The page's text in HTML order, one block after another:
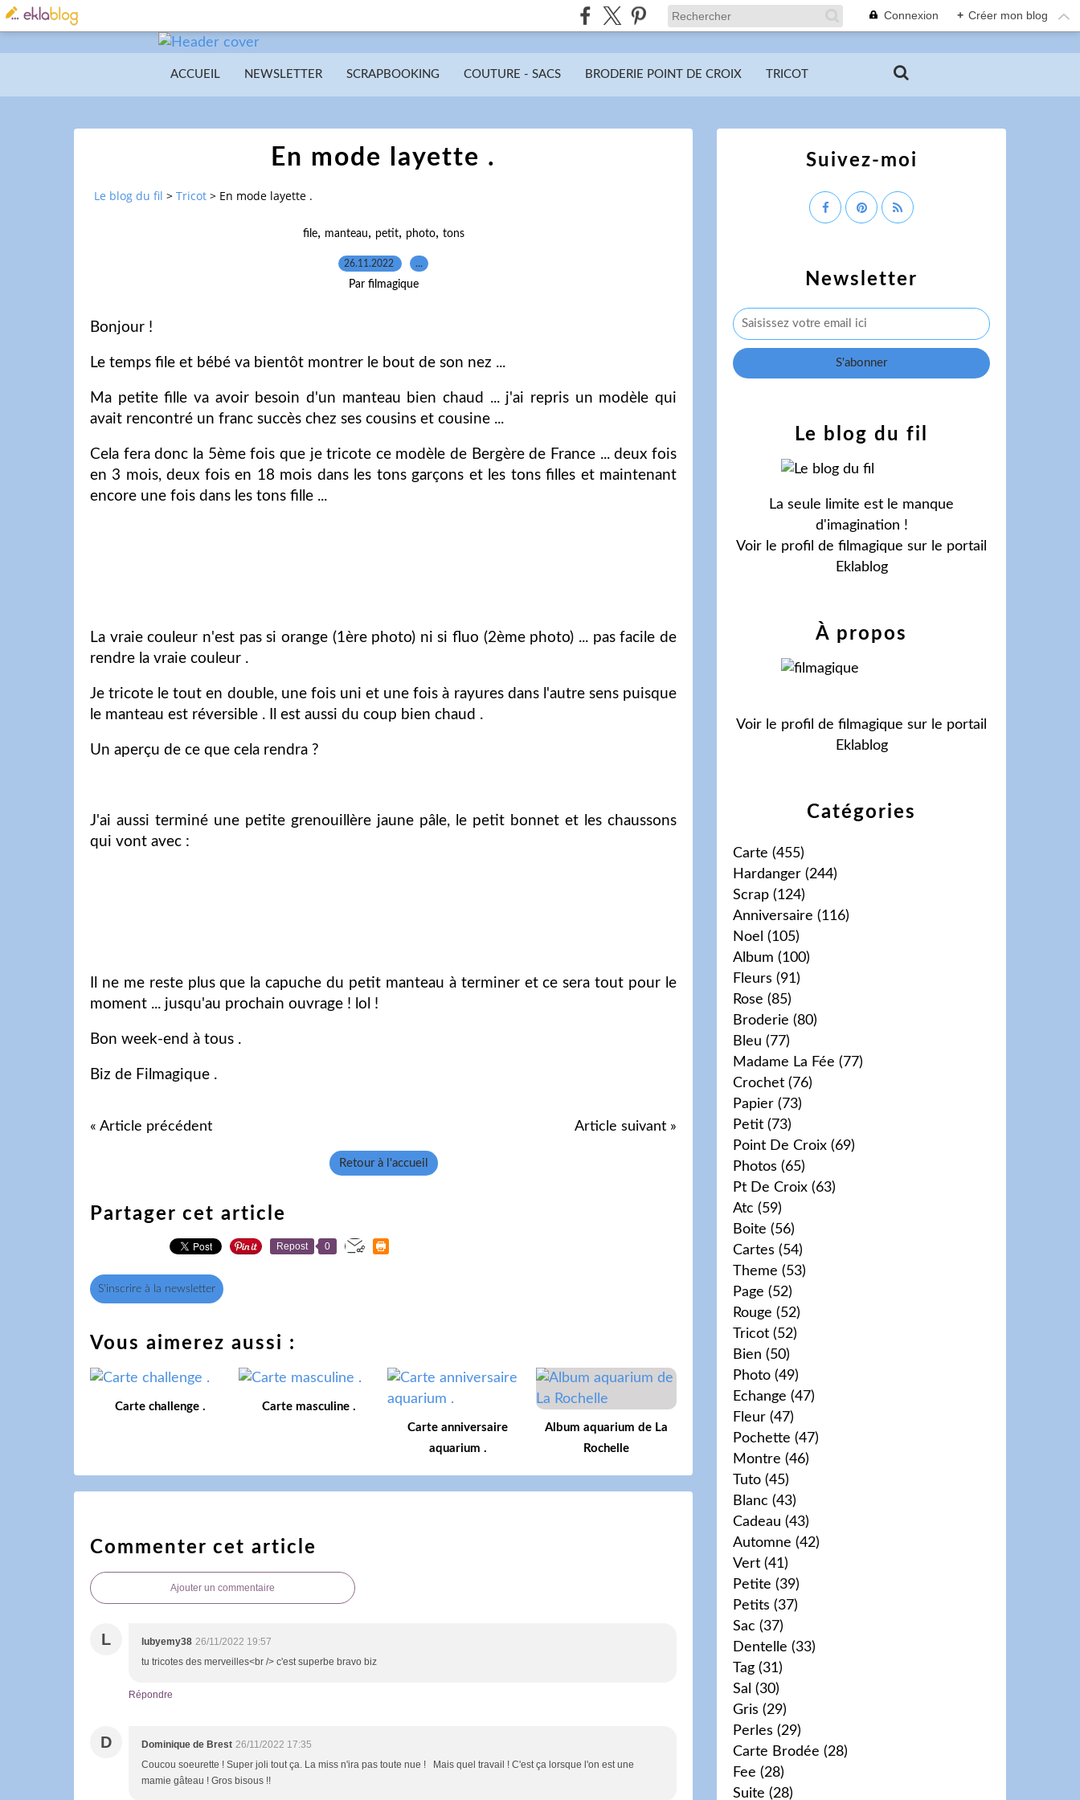
Connexion + Créer mon blog
ACCUEIL NEWSLETTER SCRAPBOOKING COUTURE - SACS BRODERIE POINT DE CROIX TRICOT
En mode layette .
Le blog du fil > Tricot > En mode layette .
file, manteau, petit, photo, tons
26.11.2022 …
Par filmagique
Bonjour !
Le temps file et bébé va bientôt montrer le bout de son nez ...
Ma petite fille va avoir besoin d'un manteau bien chaud ... j'ai repris un modèle qui
avait rencontré un franc succès chez ses cousins et cousine ...
Cela fera donc la 5ème fois que je tricote ce modèle de Bergère de France ... deux fois
en 3 mois, deux fois en 18 mois dans les tons garçons et les tons filles et maintenant
encore une fois dans les tons fille ...
La vraie couleur n'est pas si orange (1ère photo) ni si fluo (2ème photo) ... pas facile de
rendre la vraie couleur .
Je tricote le tout en double, une fois uni et une fois à rayures dans l'autre sens puisque
le manteau est réversible . Il est aussi du coup bien chaud .
Un aperçu de ce que cela rendra ?
J'ai aussi terminé une petite grenouillère jaune pâle, le petit bonnet et les chaussons
qui vont avec :
Il ne me reste plus que la capuche du petit manteau à terminer et ce sera tout pour le
moment ... jusqu'au prochain ouvrage ! lol !
Bon week-end à tous .
Biz de Filmagique .
« Article précédent Article suivant »
Retour à l'accueil
Partager cet article
Repost 0
S'inscrire à la newsletter
Vous aimerez aussi :
Carte challenge .
Carte masculine .
Carte anniversaire
aquarium .
Album aquarium de La
Rochelle
Commenter cet article
Ajouter un commentaire
L lubyemy38 26/11/2022 19:57
tu tricotes des merveilles<br /> c'est superbe bravo biz
Répondre
D Dominique de Brest 26/11/2022 17:35
Coucou soeurette ! Super joli tout ça. La miss n'ira pas toute nue ! Mais quel travail ! C'est ça lorsque l'on est une
mamie gâteau ! Gros bisous !!
Newsletter
Catégories
Carte (455)
Hardanger (244)
Scrap (124)
Anniversaire (116)
Noel (105)
Album (100)
Fleurs (91)
Rose (85)
Broderie (80)
Bleu (77)
Madame La Fée (77)
Crochet (76)
Papier (73)
Petit (73)
Point De Croix (69)
Photos (65)
Pt De Croix (63)
Atc (59)
Boite (56)
Cartes (54)
Theme (53)
Page (52)
Rouge (52)
Tricot (52)
Bien (50)
Photo (49)
Echange (47)
Fleur (47)
Pochette (47)
Montre (46)
Tuto (45)
Blanc (43)
Cadeau (43)
Automne (42)
Vert (41)
Petite (39)
Petits (37)
Sac (37)
Dentelle (33)
Tag (31)
Sal (30)
Gris (29)
Perles (29)
Carte Brodée (28)
Fee (28)
Suite (28)
Le blog du fil
La seule limite est le manque
d'imagination !
Voir le profil de filmagique sur le portail
Eklablog
Suivez-moi
À propos
Voir le profil de filmagique sur le portail
Eklablog